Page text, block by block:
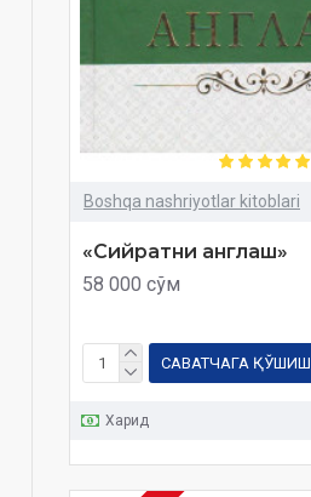
Boshqa nashriyotlar kitoblari
«Сийратни англаш»
58 000 сўм
САВАТЧАГА ҚЎШИШ
Харид